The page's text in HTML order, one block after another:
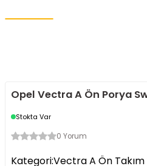
Opel Vectra A Ön Porya
Stokta Var
0 Yorum
Kategori:Vectra A Ön